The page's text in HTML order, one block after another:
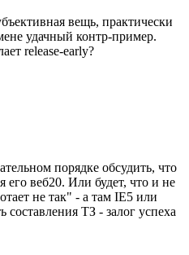
вещь, практически
удачный контр-пример.
release-early?
порядке обсудить, что
его веб20. Или будет, что и не
не так" - а там IE5 или
составления ТЗ - залог успеха